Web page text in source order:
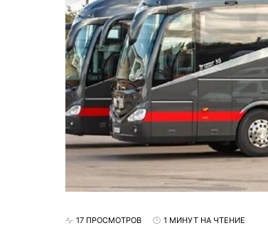
17 ПРОСМОТРОВ 1 МИНУТ НА ЧТЕНИЕ